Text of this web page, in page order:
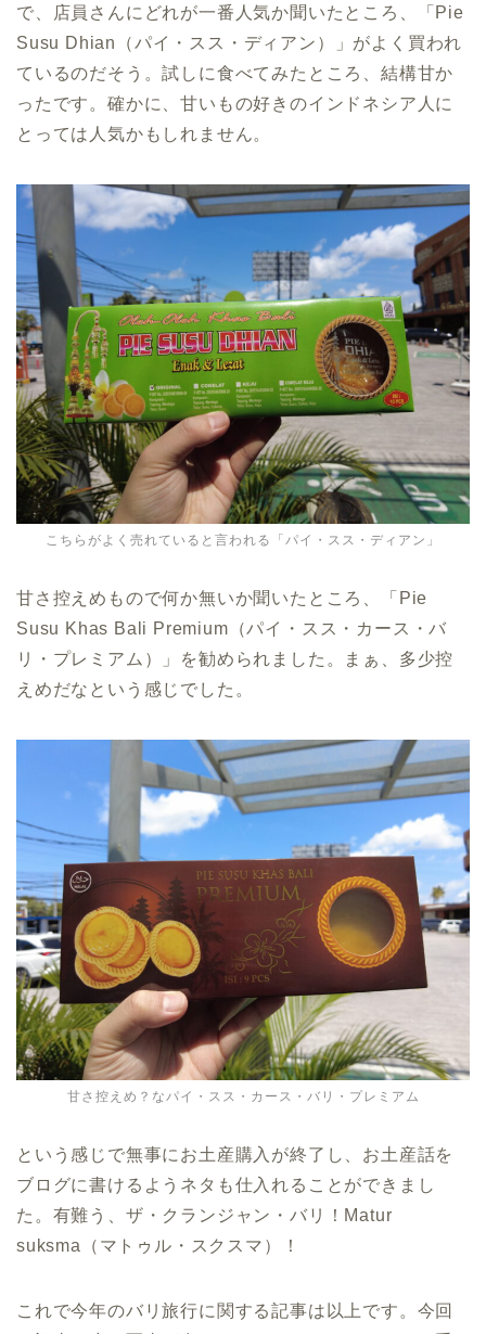
で、店員さんにどれが一番人気か聞いたところ、「Pie
Susu Dhian（パイ・スス・ディアン）」がよく買われ
ているのだそう。試しに食べてみたところ、結構甘か
ったです。確かに、甘いもの好きのインドネシア人に
とっては人気かもしれません。
こちらがよく売れていると言われる「パイ・スス・ディアン」
甘さ控えめもので何か無いか聞いたところ、「Pie
Susu Khas Bali Premium（パイ・スス・カース・バ
リ・プレミアム）」を勧められました。まぁ、多少控
えめだなという感じでした。
甘さ控えめ？なパイ・スス・カース・バリ・プレミアム
という感じで無事にお土産購入が終了し、お土産話を
ブログに書けるようネタも仕入れることができまし
た。有難う、ザ・クランジャン・バリ！Matur
suksma（マトゥル・スクスマ）！
これで今年のバリ旅行に関する記事は以上です。今回